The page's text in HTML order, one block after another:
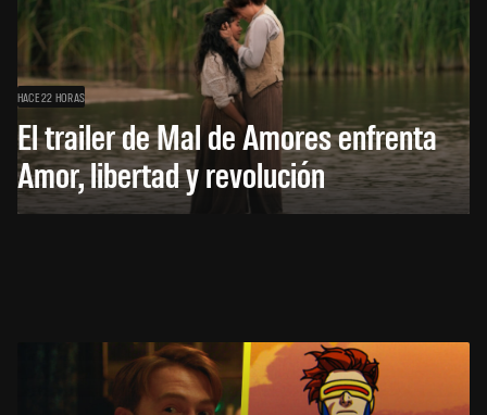
HACE 22 HORAS
El trailer de Mal de Amores enfrenta
Amor, libertad y revolución